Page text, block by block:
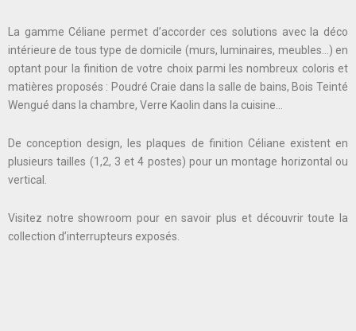
La gamme Céliane permet d’accorder ces solutions avec la déco
intérieure de tous type de domicile (murs, luminaires, meubles…) en
optant pour la finition de votre choix parmi les nombreux coloris et
matières proposés : Poudré Craie dans la salle de bains, Bois Teinté
Wengué dans la chambre, Verre Kaolin dans la cuisine…
De conception design, les plaques de finition Céliane existent en
plusieurs tailles (1,2, 3 et 4 postes) pour un montage horizontal ou
vertical.
Visitez notre showroom pour en savoir plus et découvrir toute la
collection d’interrupteurs exposés.